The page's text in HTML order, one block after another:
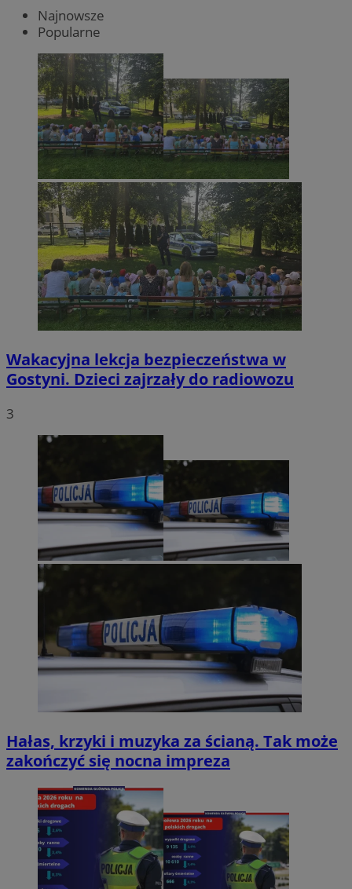
Najnowsze
Popularne
Wakacyjna lekcja bezpieczeństwa w
Gostyni. Dzieci zajrzały do radiowozu
3
Hałas, krzyki i muzyka za ścianą. Tak może
zakończyć się nocna impreza